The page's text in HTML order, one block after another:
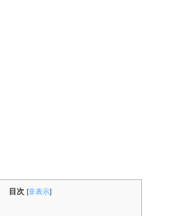
目次 [非表示]